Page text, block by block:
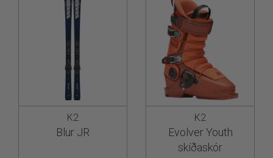
K2
Blur JR
K2
Evolver Youth
skíðaskór